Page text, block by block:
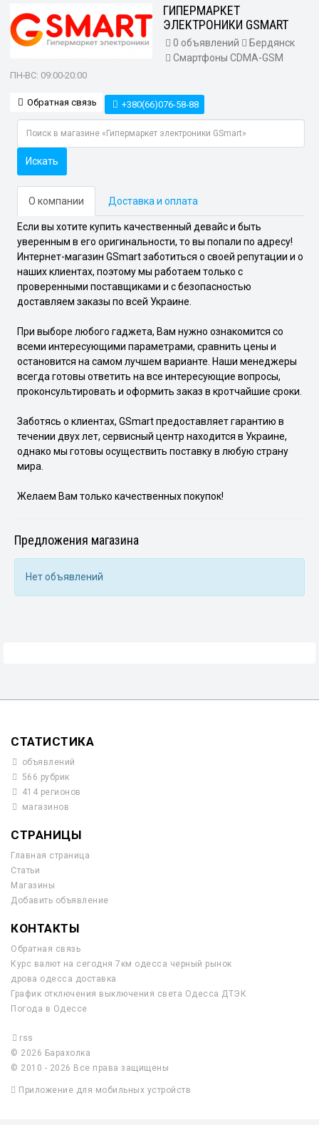
ГИПЕРМАРКЕТ
ЭЛЕКТРОНИКИ GSMART
0 объявлений
Бердянск
Смартфоны CDMA-GSM
ПН-ВС: 09:00-20:00
Обратная связь +380(66)076-58-88
Искать
О компании Доставка и оплата
Если вы хотите купить качественный девайс и быть
уверенным в его оригинальности, то вы попали по адресу!
Интернет-магазин GSmart заботиться о своей репутации и о
наших клиентах, поэтому мы работаем только с
проверенными поставщиками и с безопасностью
доставляем заказы по всей Украине.
При выборе любого гаджета, Вам нужно ознакомится со
всеми интересующими параметрами, сравнить цены и
остановится на самом лучшем варианте. Наши менеджеры
всегда готовы ответить на все интересующие вопросы,
проконсультировать и оформить заказ в кротчайшие сроки.
Заботясь о клиентах, GSmart предоставляет гарантию в
течении двух лет, сервисный центр находится в Украине,
однако мы готовы осуществить поставку в любую страну
мира.
Желаем Вам только качественных покупок!
Предложения магазина
Нет объявлений
СТАТИСТИКА
объявлений
566 рубрик
414 регионов
магазинов
СТРАНИЦЫ
Главная страница
Статьи
Магазины
Добавить объявление
КОНТАКТЫ
Обратная связь
Курс валют на сегодня 7км одесса черный рынок
дрова одесса доставка
График отключения выключения света Одесса ДТЭК
Погода в Одессе
rss
© 2026 Барахолка
© 2010 - 2026 Все права защищены
Приложение для мобильных устройств